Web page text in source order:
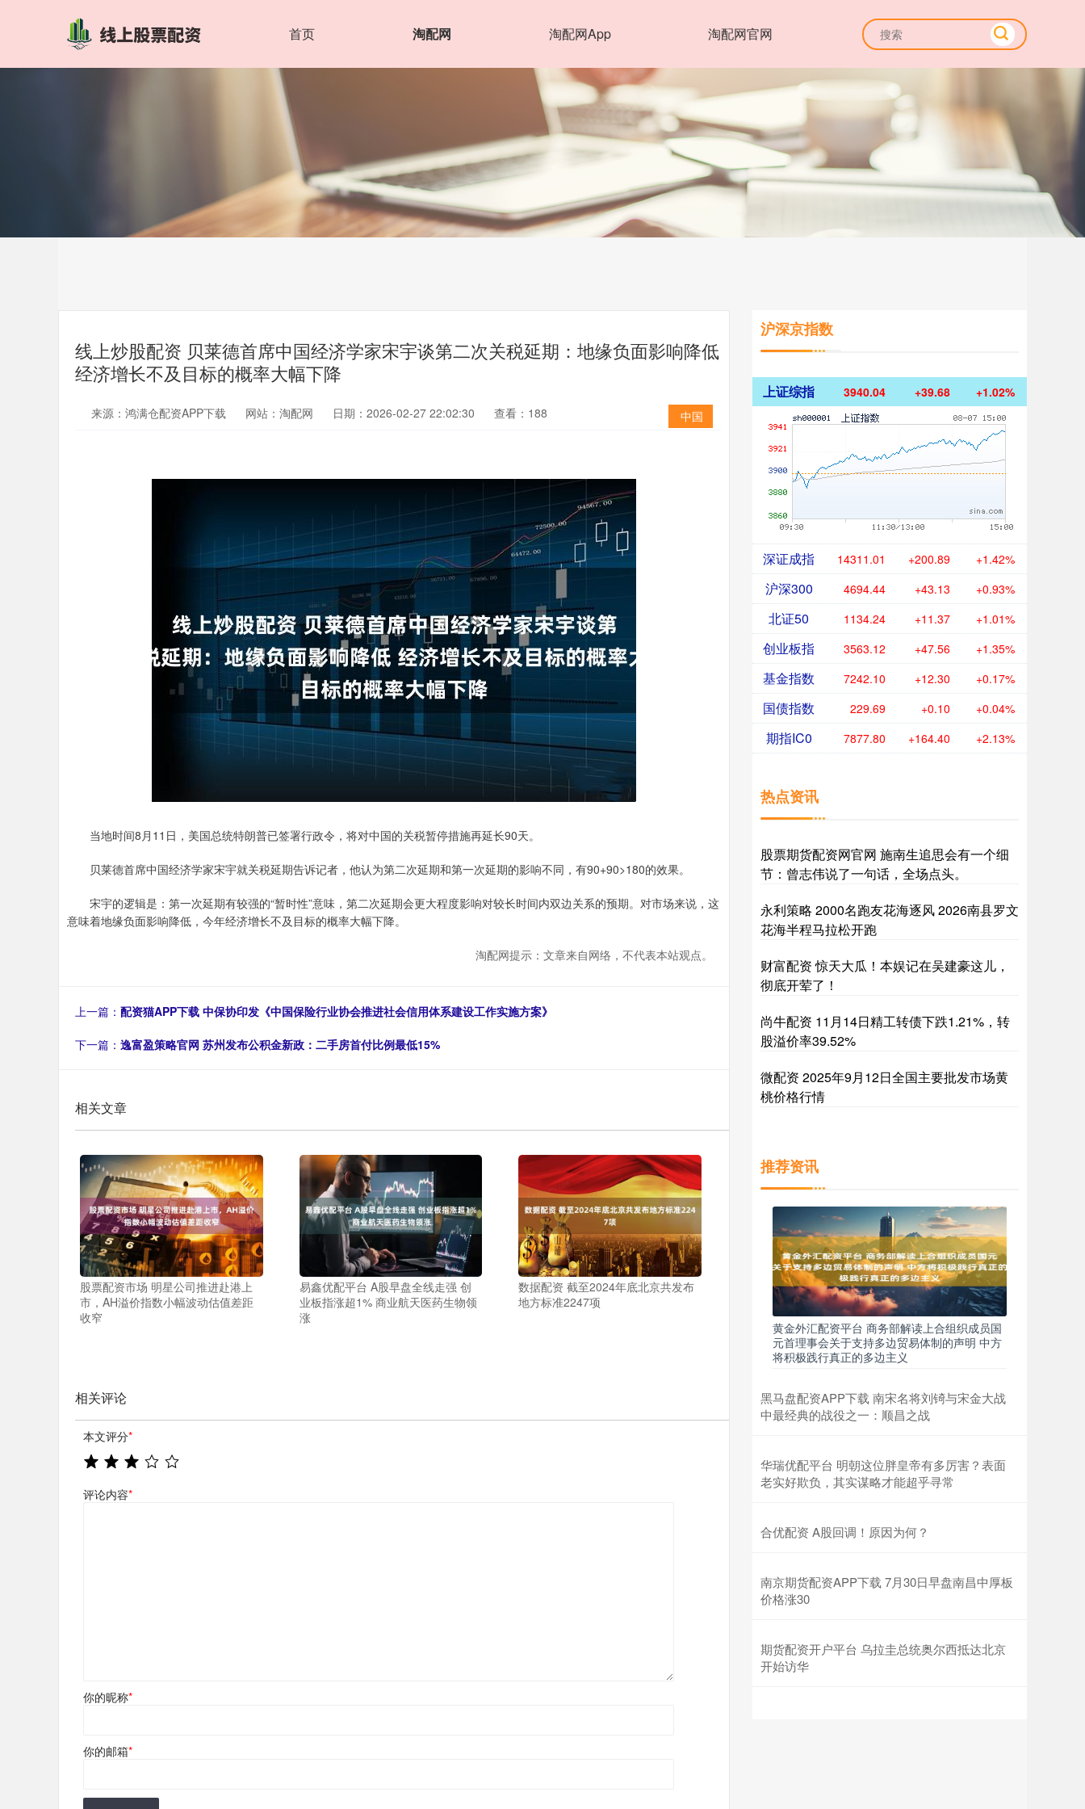
首页 淘配网 淘配网App 淘配网官网
线上炒股配资 贝莱德首席中国经济学家宋宇谈第二次关税延期：地缘负面影响降低
经济增长不及目标的概率大幅下降
中国
来源：鸿满仓配资APP下载 网站：淘配网 日期：2026-02-27 22:02:30 查看：188
当地时间8月11日，美国总统特朗普已签署行政令，将对中国的关税暂停措施再延长90天。
贝莱德首席中国经济学家宋宇就关税延期告诉记者，他认为第二次延期和第一次延期的影响不同，有90+90>180的效果。
宋宇的逻辑是：第一次延期有较强的“暂时性”意味，第二次延期会更大程度影响对较长时间内双边关系的预期。对市场来说，这
意味着地缘负面影响降低，今年经济增长不及目标的概率大幅下降。
淘配网提示：文章来自网络，不代表本站观点。
上一篇： 配资猫APP下载 中保协印发《中国保险行业协会推进社会信用体系建设工作实施方案》
下一篇： 逸富盈策略官网 苏州发布公积金新政：二手房首付比例最低15%
相关文章
股票配资市场 明星公司推进赴港上
市，AH溢价指数小幅波动估值差距
收窄
易鑫优配平台 A股早盘全线走强 创
业板指涨超1% 商业航天医药生物领
涨
数据配资 截至2024年底北京共发布
地方标准2247项
相关评论
本文评分*
评论内容*
你的昵称*
你的邮箱*
沪深京指数
上证综指 3940.04 +39.68 +1.02%
深证成指 14311.01 +200.89 +1.42%
沪深300 4694.44 +43.13 +0.93%
北证50 1134.24 +11.37 +1.01%
创业板指 3563.12 +47.56 +1.35%
基金指数 7242.10 +12.30 +0.17%
国债指数 229.69 +0.10 +0.04%
期指IC0 7877.80 +164.40 +2.13%
热点资讯
股票期货配资网官网 施南生追思会有一个细
节：曾志伟说了一句话，全场点头。
永利策略 2000名跑友花海逐风 2026南县罗文
花海半程马拉松开跑
财富配资 惊天大瓜！本娱记在吴建豪这儿，
彻底开荤了！
尚牛配资 11月14日精工转债下跌1.21%，转
股溢价率39.52%
微配资 2025年9月12日全国主要批发市场黄
桃价格行情
推荐资讯
黄金外汇配资平台 商务部解读上合组织成员国
元首理事会关于支持多边贸易体制的声明 中方
将积极践行真正的多边主义
黑马盘配资APP下载 南宋名将刘锜与宋金大战
中最经典的战役之一：顺昌之战
华瑞优配平台 明朝这位胖皇帝有多厉害？表面
老实好欺负，其实谋略才能超乎寻常
合优配资 A股回调！原因为何？
南京期货配资APP下载 7月30日早盘南昌中厚板
价格涨30
期货配资开户平台 乌拉圭总统奥尔西抵达北京
开始访华